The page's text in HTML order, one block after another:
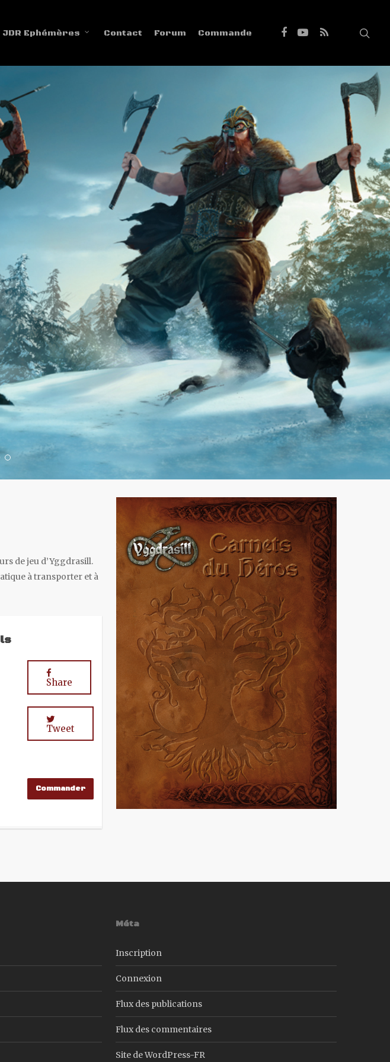
JDR Ephémères Contact Forum Commande
de jeu d’Yggdrasill.
à transporter et à
Share
Tweet
Commander
Méta
Inscription
Connexion
Flux des publications
Flux des commentaires
Site de WordPress-FR